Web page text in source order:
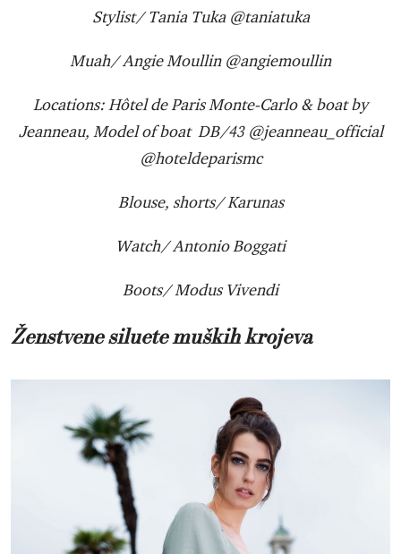
Stylist/ Tania Tuka @taniatuka
Muah/ Angie Moullin @angiemoullin
Locations: Hôtel de Paris Monte-Carlo & boat by
Jeanneau, Model of boat DB/43 @jeanneau_official
@hoteldeparismc
Blouse, shorts/ Karunas
Watch/ Antonio Boggati
Boots/ Modus Vivendi
Ženstvene siluete muških krojeva